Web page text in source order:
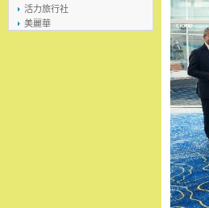
活力旅行社
美麗華